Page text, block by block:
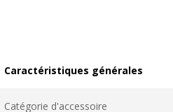
Caractéristiques générales
Catégorie d'accessoire